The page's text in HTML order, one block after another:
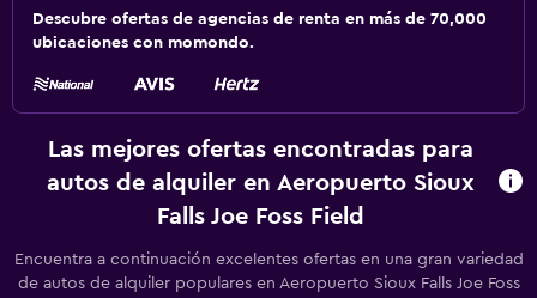
Descubre ofertas de agencias de renta en más de 70,000
ubicaciones con momondo.
Las mejores ofertas encontradas para
autos de alquiler en Aeropuerto Sioux
Falls Joe Foss Field
Encuentra a continuación excelentes ofertas en una gran variedad
de autos de alquiler populares en Aeropuerto Sioux Falls Joe Foss